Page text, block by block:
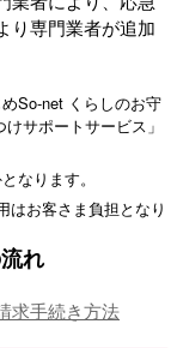
り専門業者が追加
So-net くらしのお守
サポートサービス」
なります。
はお客さま負担となり
れ
求手続き方法